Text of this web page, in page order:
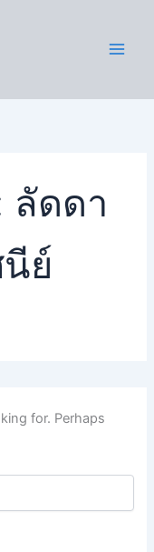
ลัดดา
ย์
for. Perhaps